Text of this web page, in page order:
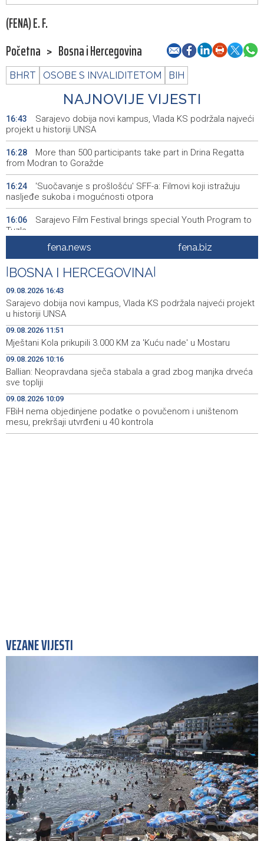
(FENA) E. F.
Početna > Bosna i Hercegovina
BHRT OSOBE S INVALIDITETOM BIH
NAJNOVIJE VIJESTI
16:43
Sarajevo dobija novi kampus, Vlada KS podržala najveći
projekt u historiji UNSA
16:28
More than 500 participants take part in Drina Regatta
from Modran to Goražde
16:24
'Suočavanje s prošlošću' SFF-a: Filmovi koji istražuju
nasljeđe sukoba i mogućnosti otpora
16:06
Sarajevo Film Festival brings special Youth Program to
Tuzla
Posuški turnir 'Kamen, krš i maslina' potvrdio svoj ugled,
Kukoč ponovno na Topali
15:40 Priopćenje za javnost HDZ 1990
14:53
Pentagon pozvao američke odbrambene firme da
ubrzaju proizvodnju oružja usred iscrpljenih zaliha
14:39
Svečano otvoren 26. Cazin Grand Prix, staza 'Krajiška
zmija' ponovo okupila ljubitelje motosporta
13:20
Mostar Jazz Fest 2026. od 23. do 25. kolovoza donosi
tri večeri vrhunske glazbe
12:21 Izraelske snage izvode nova rušenja u južnom Libanu
fena.news fena.biz
BOSNA I HERCEGOVINA
09.08.2026 16:43
Sarajevo dobija novi kampus, Vlada KS podržala najveći projekt
u historiji UNSA
09.08.2026 11:51
Mještani Kola prikupili 3.000 KM za 'Kuću nade' u Mostaru
09.08.2026 10:16
Ballian: Neopravdana sječa stabala a grad zbog manjka drveća
sve topliji
09.08.2026 10:09
FBiH nema objedinjene podatke o povučenom i uništenom
mesu, prekršaji utvrđeni u 40 kontrola
VEZANE VIJESTI